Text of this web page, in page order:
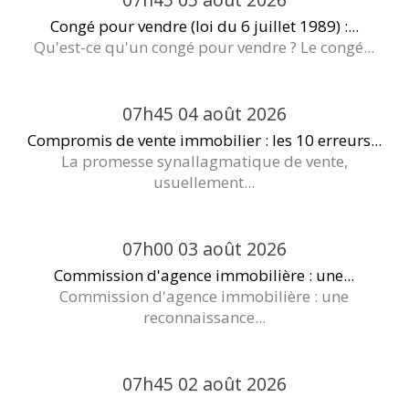
Congé pour vendre (loi du 6 juillet 1989) :...
Qu'est-ce qu'un congé pour vendre ? Le congé...
07h45 04 août 2026
Compromis de vente immobilier : les 10 erreurs...
La promesse synallagmatique de vente,
usuellement...
07h00 03 août 2026
Commission d'agence immobilière : une...
Commission d'agence immobilière : une
reconnaissance...
07h45 02 août 2026